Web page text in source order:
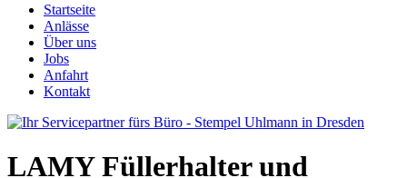
Startseite
Anlässe
Über uns
Jobs
Anfahrt
Kontakt
LAMY Füllerhalter und